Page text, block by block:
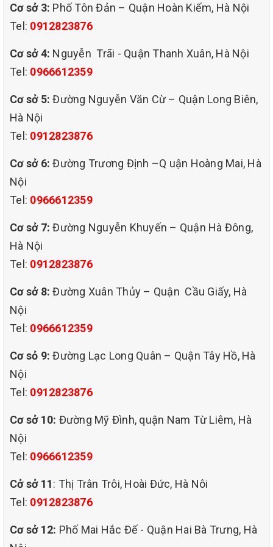
chuyên nghiệp tại quận hai bà trưng hà nội.
TẠI SAO NÊN CHỌN LỰA CHỌN DỊCH VỤ GIẶT GHẾ VĂN
PHÒNG GIÁ RẺ CHUYÊN NGHIỆP CỦA QHT VIỆT NAM TẠI
Với đội ngũ nhân viên giàu kinh nghiệm, tay nghề cao, kỹ năng tốt
cùng thái độ tích cực, ham học hỏi…. QHT VIỆT NAM làm sạch
cũng không thể làm khó đội ngũ nhân viên QHT VIỆT NAM
Ngoài ra, chúng tôi còn trang bị và thường xuyên cập nhật máy
móc hiện đại, phục vụ công việc vệ sinh văn phòng diễn ra thuận
Đối với công việc giặt ghế văn phòng, chúng tôi nắm rõ đặc điểm
Cơ sở 3: Phố Tôn Đản – Quận Hoàn Kiếm, Hà Nội
Tel: 0912823876
Cơ sở 4: Nguyễn Trãi - Quận Thanh Xuân, Hà Nội
Tel: 0966612359
Cơ sở 5: Đường Nguyễn Văn Cừ – Quận Long Biên,
Hà Nội
Tel: 0912823876
Cơ sở 6: Đường Trương Định –Q uận Hoàng Mai, Hà
Nội
Tel: 0966612359
Cơ sở 7:Đường Nguyễn Khuyến – Quận Hà Đông,
Hà Nội
Tel: 0912823876
Cơ sở 8:Đường Xuân Thủy – Quận Cầu Giấy, Hà
Nội
Tel: 0966612359
Cơ sỏ 9: Đường Lạc Long Quân – Quận Tây Hồ, Hà
Nội
Tel: 0912823876
Cơ sở 10: Đường Mỹ Đình, quận Nam Từ Liêm, Hà
Nội
Tel: 0966612359
Cở sở 11: Thị Trân Trôi, Hoài Đức, Hà Nôi
Tel: 0912823876
Cơ sở 12: Phố Mai Hắc Đế - Quận Hai Bà Trưng, Hà